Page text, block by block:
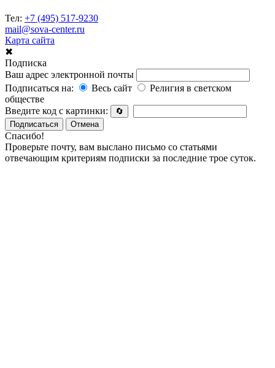
Тел: +7 (495) 517-9230
mail@sova-center.ru
Карта сайта
✖
Подписка
Ваш адрес электронной почты
Подписаться на:
Весь сайт
Религия в светском
обществе
Введите код с картинки:
🔄
Подписаться
Отмена
Спасибо!
Проверьте почту, вам выслано письмо со статьями
отвечающим критериям подписки за последние трое суток.